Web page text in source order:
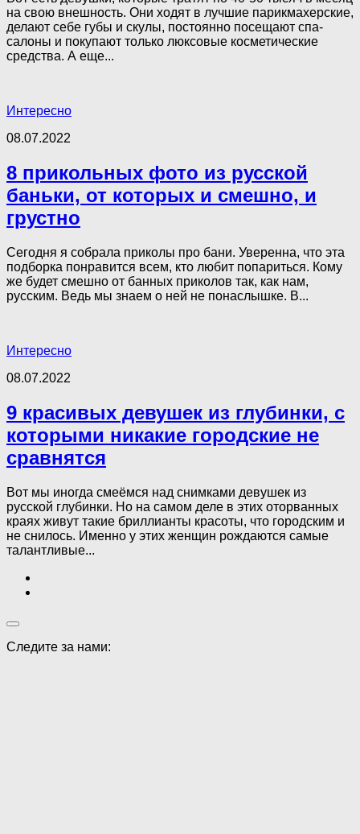
на свою внешность. Они ходят в лучшие парикмахерские,
делают себе губы и скулы, постоянно посещают спа-
салоны и покупают только люксовые косметические
средства. А еще...
Интересно
08.07.2022
8 прикольных фото из русской
баньки, от которых и смешно, и
грустно
Сегодня я собрала приколы про бани. Уверенна, что эта
подборка понравится всем, кто любит попариться. Кому
же будет смешно от банных приколов так, как нам,
русским. Ведь мы знаем о ней не понаслышке. В...
Интересно
08.07.2022
9 красивых девушек из глубинки, с
которыми никакие городские не
сравнятся
Вот мы иногда смеёмся над снимками девушек из
русской глубинки. Но на самом деле в этих оторванных
краях живут такие бриллианты красоты, что городским и
не снилось. Именно у этих женщин рождаются самые
талантливые...
Следите за нами: